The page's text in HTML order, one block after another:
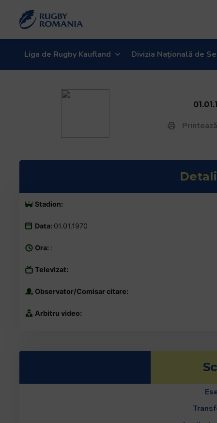
Liga de Rugby Kaufland Divizia Națională de
Stadion:
Data: 01.01.1970
Ora: :
Televizat:
Observator/Comisar citare:
Arbitru video: